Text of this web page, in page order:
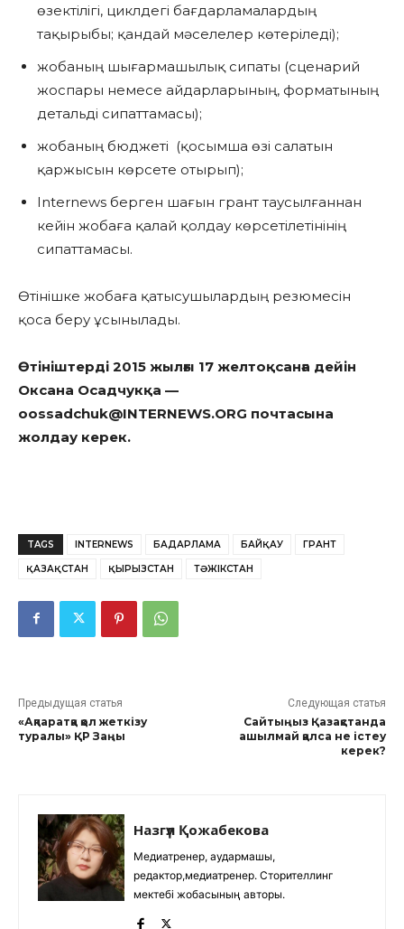
өзектілігі, циклдегі бағдарламалардың
тақырыбы; қандай мәселелер көтеріледі);
жобаның шығармашылық сипаты (сценарий
жоспары немесе айдарларының, форматының
детальді сипаттамасы);
жобаның бюджеті (қосымша өзі салатын
қаржысын көрсете отырып);
Internews берген шағын грант таусылғаннан
кейін жобаға қалай қолдау көрсетілетінінің
сипаттамасы.
Өтінішке жобаға қатысушылардың резюмесін
қоса беру ұсынылады.
Өтініштерді 2015 жылғы 17 желтоқсанға дейін
Оксана Осадчукқа —
oossadchuk@INTERNEWS.ORG почтасына
жолдау керек.
TAGS INTERNEWS БАҒДАРЛАМА БАЙҚАУ ГРАНТ
ҚАЗАҚСТАН ҚЫРҒЫЗСТАН ТӘЖІКСТАН
Предыдущая статья
«Ақпаратқа қол жеткізу
туралы» ҚР Заңы
Следующая статья
Сайтыңыз Қазақстанда
ашылмай қалса не істеу
керек?
Назгүл Қожабекова
Медиатренер, аудармашы,
редактор,медиатренер. Сторителлинг
мектебі жобасының авторы.